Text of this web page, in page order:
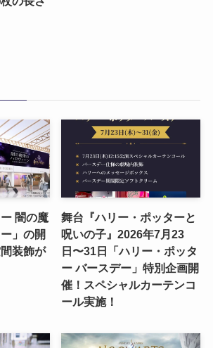
闇の魔
」の開
装飾が
舞台『ハリー・ポッターと
呪いの子』2026年7月23
日〜31日「ハリー・ポッタ
ー バースデー」特別企画開
催！スペシャルカーテンコ
ール実施！